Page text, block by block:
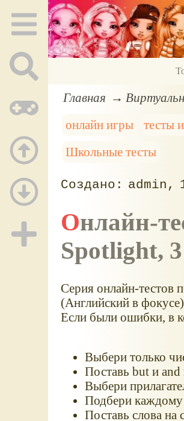
Главная
онлайн игры
тесты
Школьные тесты
admin
Онлайн-тест по английскому языку №37,
Spotlight,
Серия онлайн-тестов
(Английский в
Если были ошибки, в
Выбери только
Поставь but и
Выбери
Подбери каждому
Поставь слова на